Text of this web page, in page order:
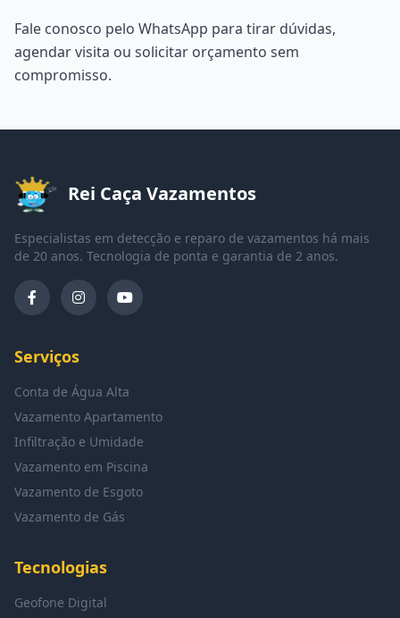
Fale conosco pelo WhatsApp para tirar dúvidas,
agendar visita ou solicitar orçamento sem
compromisso.
Rei Caça Vazamentos
Especialistas em detecção e reparo de vazamentos há mais
de 20 anos. Tecnologia de ponta e garantia de 2 anos.
Serviços
Conta de Água Alta
Vazamento Apartamento
Infiltração e Umidade
Vazamento em Piscina
Vazamento de Esgoto
Vazamento de Gás
Tecnologias
Geofone Digital